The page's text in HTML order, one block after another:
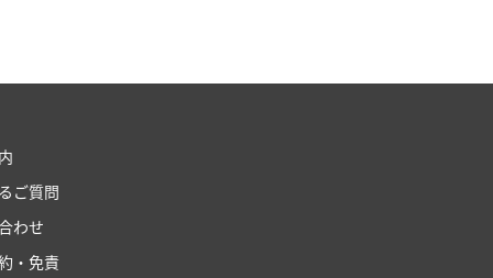
ご質問
わせ
・免責